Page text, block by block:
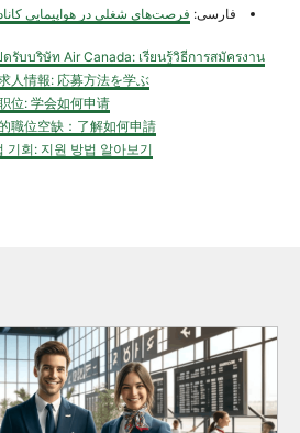
فارسی: ‏فرصت‌های شغلی در هواپیمایی
รับบริษัท Air Canada: เรียนรู้วิธีการสมัครงาน
人情報: 応募方法を学ぶ
位: 学会如何申请
職位空缺：了解如何申請
기회: 지원 방법 알아보기